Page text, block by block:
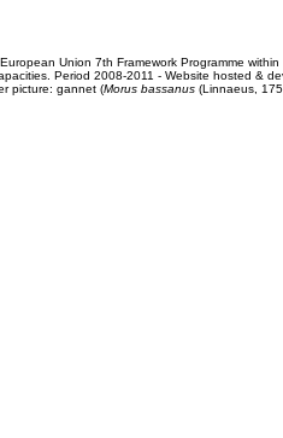
Union 7th Framework Programme
Period 2008-2011 - Website hosted &
picture: gannet (Morus bassanus(Linnaeus,